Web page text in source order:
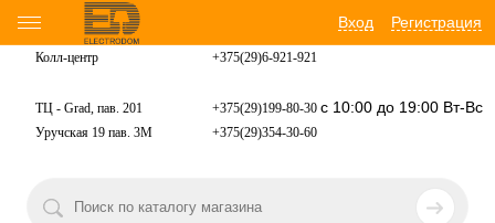
Вход Регистрация
Колл-центр +375(29)6-921-921
ТЦ - Grad, пав. 201 +375(29)199-80-30 с 10:00 до 19:00 Вт-Вс
Уручская 19 пав. 3М +375(29)354-30-60